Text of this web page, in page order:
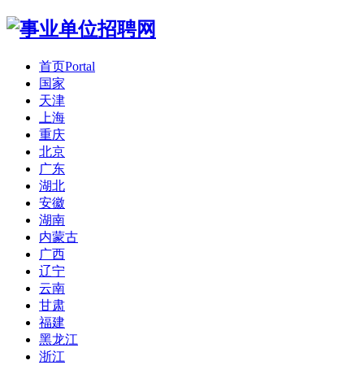
首页Portal
国家
天津
上海
重庆
北京
广东
湖北
安徽
湖南
内蒙古
广西
辽宁
云南
甘肃
福建
黑龙江
浙江